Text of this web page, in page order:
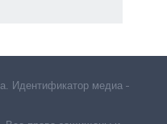
Идентификатор медиа –